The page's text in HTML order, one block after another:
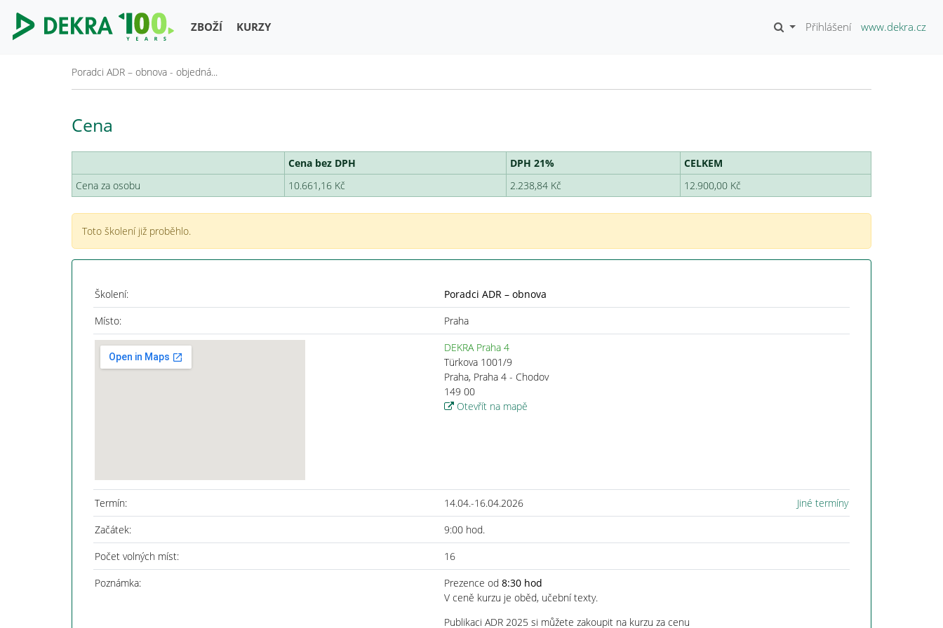
ZBOŽÍ KURZY Přihlášení www.dekra.cz
Poradci ADR – obnova - objedná...
Cena
Cena bez DPH DPH 21%
CELKEM
Cena za osobu
10.661,16 Kč 2.238,84 Kč 12.900,00 Kč
Toto školení již proběhlo.
Školení:
Poradci ADR – obnova
Místo:
Praha
DEKRA Praha 4
Türkova 1001/9
Praha, Praha 4 - Chodov
149 00
Otevřít na mapě
Termín: 14.04.-16.04.2026
Jiné termíny
Začátek:
9:00 hod.
Počet volných míst:
16
Poznámka:
Prezence od 8:30 hod
V ceně kurzu je oběd, učební texty.
Publikaci ADR 2025 si můžete zakoupit na kurzu za cenu